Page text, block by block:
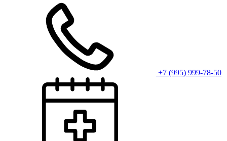
+7 (995) 999-78-50